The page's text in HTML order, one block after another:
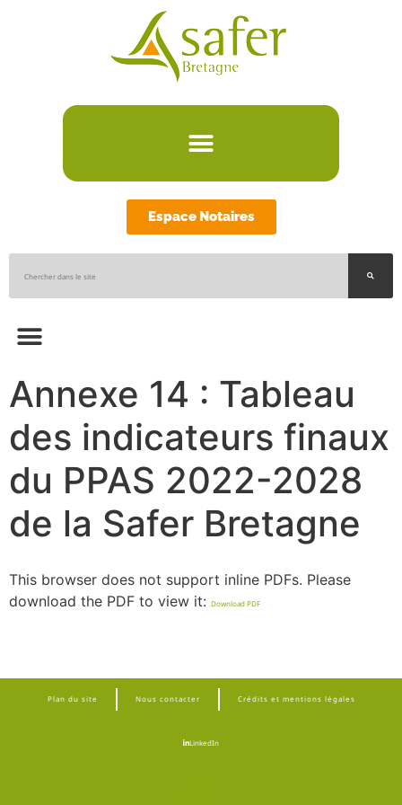
Espace Notaires
Annexe 14 : Tableau
des indicateurs finaux
du PPAS 2022-2028
de la Safer Bretagne
This browser does not support inline PDFs. Please
download the PDF to view it: Download PDF
Plan du site Nous contacter Crédits et mentions légales
LinkedIn